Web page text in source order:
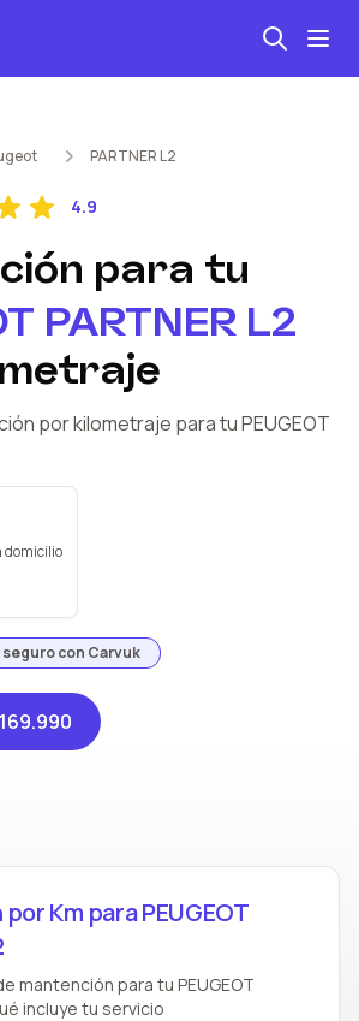
PARTNER L2
4.9
para tu
PARTNER L2
por kilometraje para tu PEUGEOT
domicilio
seguro con Carvuk
Km para PEUGEOT
mantención para tu PEUGEOT
incluye tu servicio